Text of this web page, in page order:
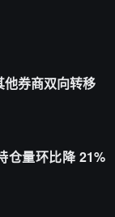
券商双向转移
仓量环比降 21%